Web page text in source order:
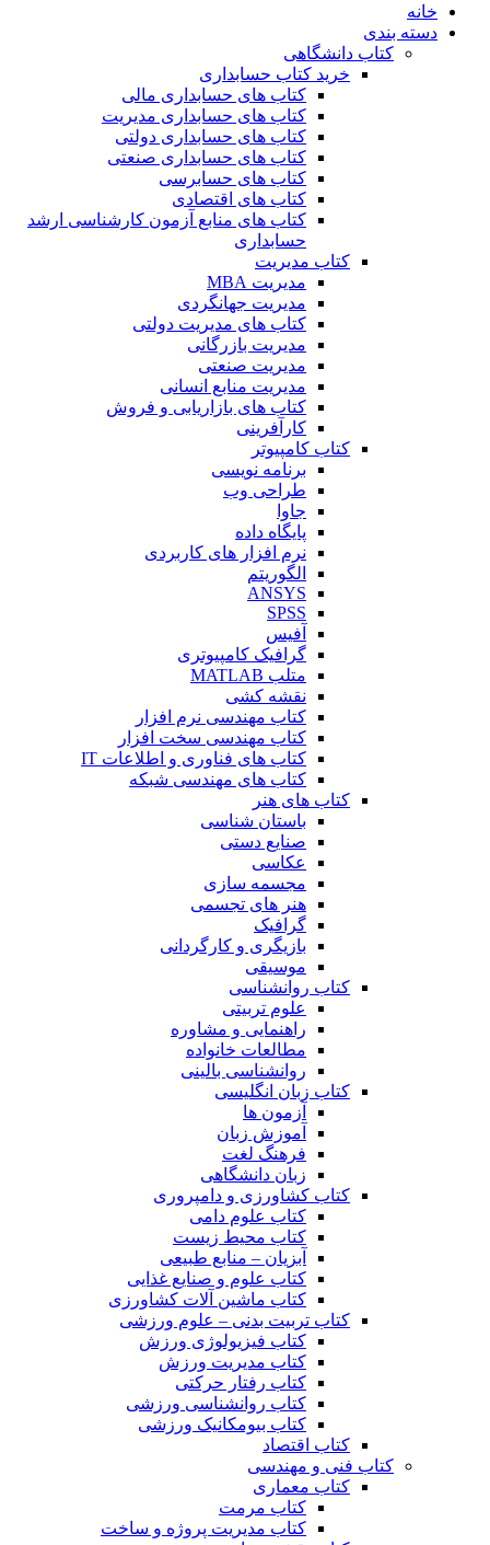
خانه
دسته بندی
کتاب دانشگاهی
خرید کتاب حسابداری
کتاب های حسابداری مالی
کتاب های حسابداری مدیریت
کتاب های حسابداری دولتی
کتاب های حسابداری صنعتی
کتاب های حسابرسی
کتاب های اقتصادی
کتاب های منابع آزمون کارشناسی ارشد
حسابداری
کتاب مدیریت
مدیریت MBA
مدیریت جهانگردی
کتاب های مدیریت دولتی
مدیریت بازرگانی
مدیریت صنعتی
مدیریت منابع انسانی
کتاب های بازاریابی و فروش
کارآفرینی
کتاب کامپیوتر
برنامه نویسی
طراحی وب
جاوا
پایگاه داده
نرم افزار های کاربردی
الگوریتم
ANSYS
SPSS
آفیس
گرافیک کامپیوتری
متلب MATLAB
نقشه کشی
کتاب مهندسی نرم افزار
کتاب مهندسی سخت افزار
کتاب های فناوری و اطلاعات IT
کتاب های مهندسی شبکه
کتاب های هنر
باستان شناسی
صنایع دستی
عکاسی
مجسمه سازی
هنر های تجسمی
گرافیک
بازیگری و کارگردانی
موسیقی
کتاب روانشناسی
علوم تربیتی
راهنمایی و مشاوره
مطالعات خانواده
روانشناسی بالینی
کتاب زبان انگلیسی
آزمون ها
آموزش زبان
فرهنگ لغت
زبان دانشگاهی
کتاب کشاورزی و دامپروری
کتاب علوم دامی
کتاب محیط زیست
آبزیان – منابع طبیعی
کتاب علوم و صنایع غذایی
کتاب ماشین آلات کشاورزی
کتاب تربیت بدنی – علوم ورزشی
کتاب فیزیولوژی ورزش
کتاب مدیریت ورزش
کتاب رفتار حرکتی
کتاب روانشناسی ورزشی
کتاب بیومکانیک ورزشی
کتاب اقتصاد
کتاب فنی و مهندسی
کتاب معماری
کتاب مرمت
کتاب مدیریت پروژه و ساخت